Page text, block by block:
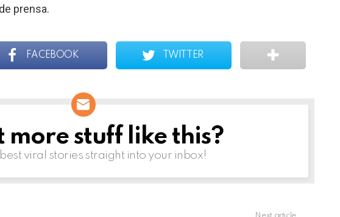
prensa.
FACEBOOK TWITTER
more stuff like this?
viral stories straight into your inbox!